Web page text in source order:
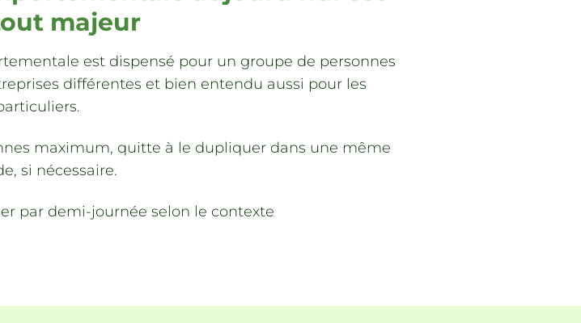
majeur
est dispensé pour un groupe de personnes
différentes et bien entendu aussi pour les
maximum, quitte à le dupliquer dans une même
si nécessaire.
par demi-journée selon le contexte